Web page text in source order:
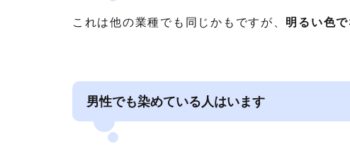
これは他の業種でも同じかもですが、 明るい色
男性でも染めている人はいます